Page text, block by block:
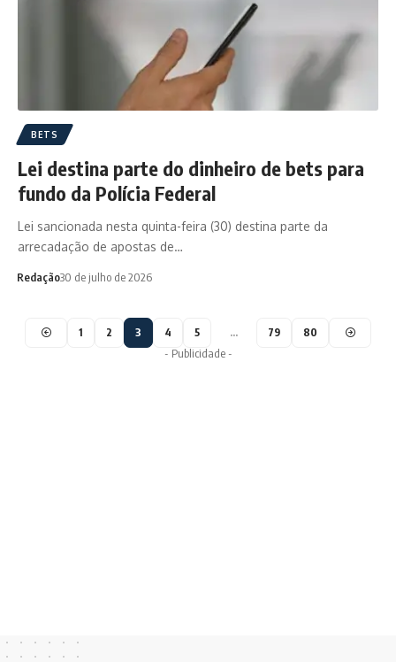
BETS
Lei destina parte do dinheiro de bets para
fundo da Polícia Federal
Lei sancionada nesta quinta-feira (30) destina parte da
arrecadação de apostas de…
Redação30 de julho de 2026
1 2 3 4 5 … 79 80
- Publicidade -